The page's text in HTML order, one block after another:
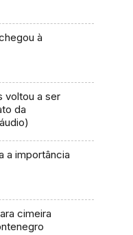
à
voltou a ser
da
a importância
cimeira